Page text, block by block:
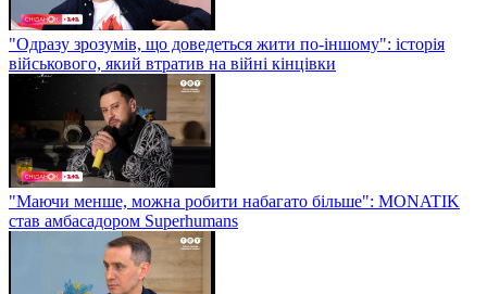
"Одразу зрозумів, що доведеться жити по-іншому": історія
військового, який втратив на війні кінцівки
"Маючи менше, можна робити набагато більше": MONATIK
став амбасадором Superhumans